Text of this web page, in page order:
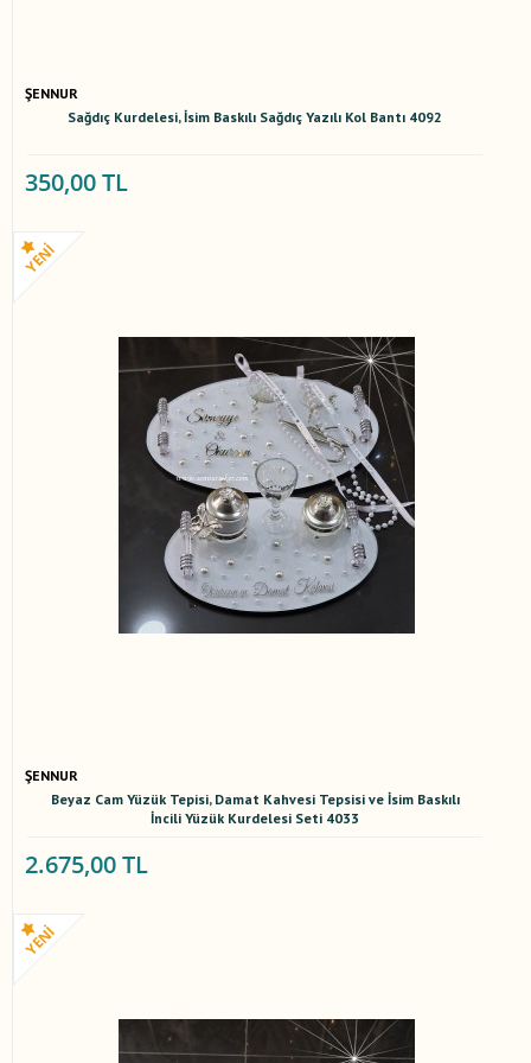
ŞENNUR
Sağdıç Kurdelesi, İsim Baskılı Sağdıç Yazılı Kol Bantı 4092
350,00 TL
ŞENNUR
Beyaz Cam Yüzük Tepisi, Damat Kahvesi Tepsisi ve İsim Baskılı
İncili Yüzük Kurdelesi Seti 4033
2.675,00 TL